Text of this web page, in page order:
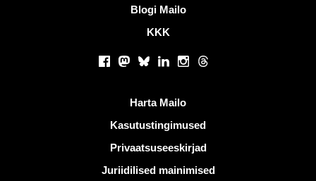
Blogi Mailo
KKK
Facebook
Mastodon
BlueskyLinkedInInstagram
Threads
Harta Mailo
Kasutustingimused
Privaatsuseeskirjad
Juriidilised mainimised